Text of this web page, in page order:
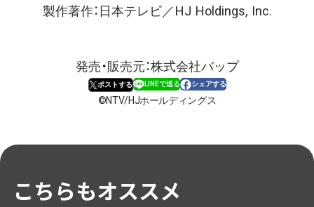
製作著作：日本テレビ／HJ Holdings, Inc.
発売・販売元：株式会社バップ
ポストする LINEで送る シェアする
NTV/HJホールディングス
こちらもオススメ